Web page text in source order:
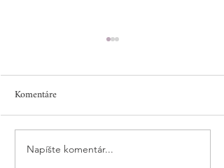
LAVAŠ: ZDRAVÝ
Komentáre
Napíšte komentár...